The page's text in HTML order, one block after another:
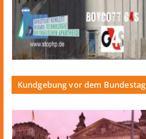
Kundgebung vor dem Bundestag